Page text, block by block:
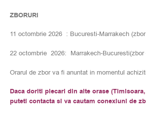
ZBORURI
11 octombrie 2026 : Bucuresti-Marrakech
22 octombrie 2026: Marrakech-Bucuresti(zbor
Orarul de zbor va fi anuntat in momentul
Daca doriti plecari din alte orase
puteti contacta si va cautam conexiuni de